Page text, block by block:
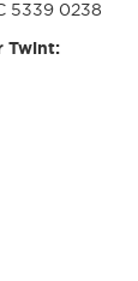
5339 0238
Twint: